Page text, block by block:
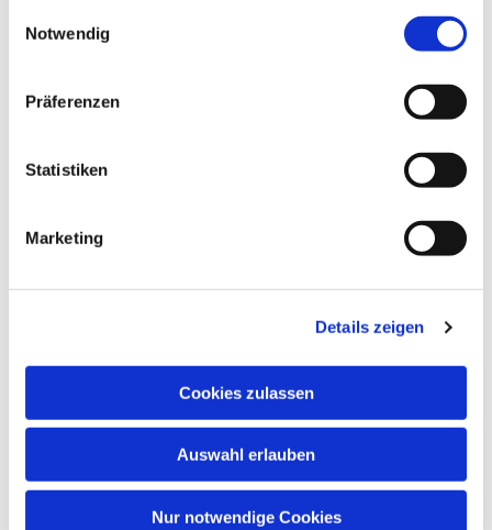
Notwendig
Präferenzen
Statistiken
Marketing
Details zeigen
Cookies zulassen
Auswahl erlauben
Nur notwendige Cookies
Dies könnte Sie auch
interessieren